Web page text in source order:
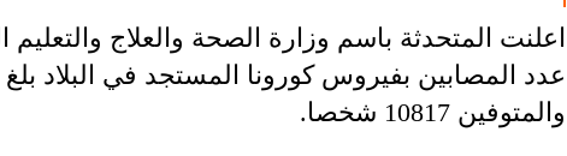
اعلنت المتحدثة باسم وزارة الصحة والعلاج
والمتوفين 10817 شخصا.